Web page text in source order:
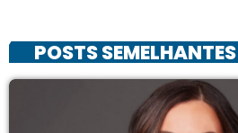
POSTS SEMELHANTES